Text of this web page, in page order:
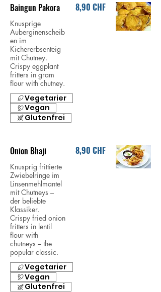
Baingun Pakora
Knusprige
Auberginenscheib
en im
Kichererbsenteig
mit Chutney.
Crispy eggplant
fritters in gram
flour with chutney.
8,90 CHF
Vegetarier
Vegan
Glutenfrei
Onion Bhaji
Knusprig frittierte
Zwiebelringe im
Linsenmehlmantel
mit Chutneys –
der beliebte
Klassiker.
Crispy fried onion
fritters in lentil
flour with
chutneys – the
popular classic.
8,90 CHF
Vegetarier
Vegan
Glutenfrei